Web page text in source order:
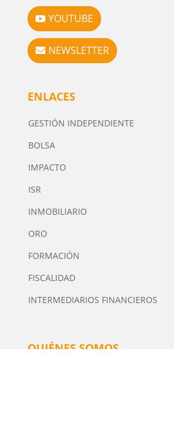
YOUTUBE
NEWSLETTER
ENLACES
GESTIÓN INDEPENDIENTE
BOLSA
IMPACTO
ISR
INMOBILIARIO
ORO
FORMACIÓN
FISCALIDAD
INTERMEDIARIOS FINANCIEROS
QUIÉNES SOMOS